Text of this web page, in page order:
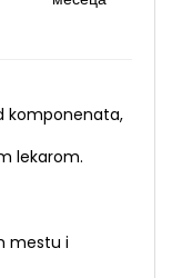
komponenata,
lekarom.
mestu i